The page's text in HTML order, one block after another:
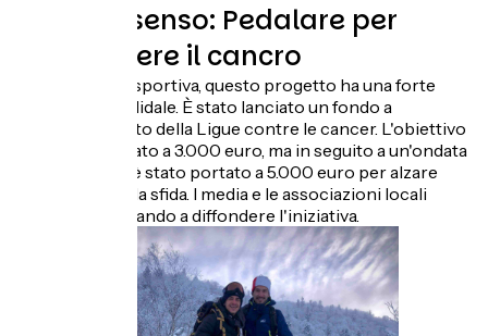
Dare un senso: Pedalare per
combattere il cancro
Oltre alla sfida sportiva, questo progetto ha una forte
dimensione solidale. È stato lanciato un fondo a
beneficio diretto della Ligue contre le cancer. L'obiettivo
iniziale era fissato a 3.000 euro, ma in seguito a un'ondata
di entusiasmo è stato portato a 5.000 euro per alzare
ulteriormente la sfida. I media e le associazioni locali
stanno già iniziando a diffondere l'iniziativa.